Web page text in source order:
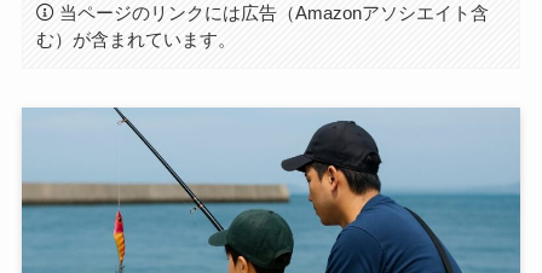
当ページのリンクには広告（Amazonアソシエイト含
む）が含まれています。